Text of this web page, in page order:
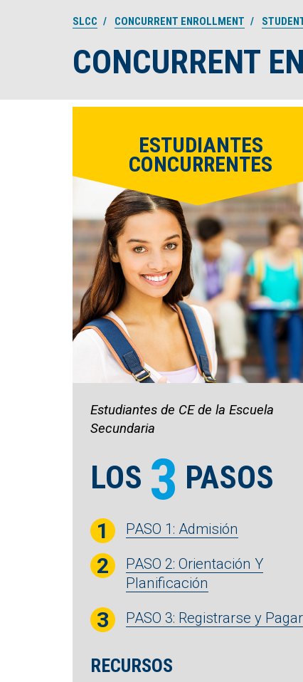
SLCC CONCURRENT ENROLLMENT
CONCURRENT
ESTUDIANTES
CONCURRENTES
Estudiantes de CE de la Escuela
Secundaria
LOS 3 PASOS
PASO 1: Admisión
PASO 2: Orientación Y
Planificación
PASO 3: Registrarse y Pagar
RECURSOS